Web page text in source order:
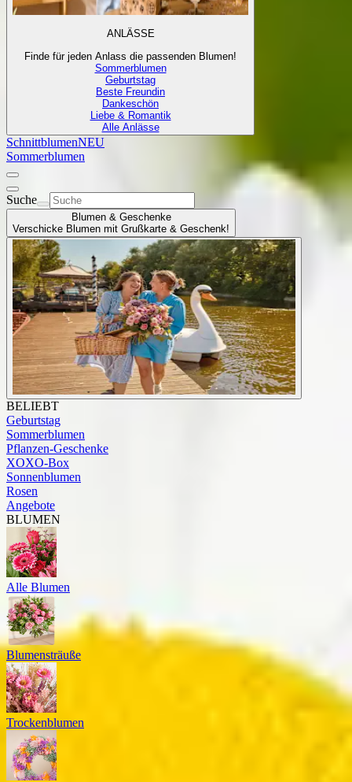
ANLÄSSE
Finde für jeden Anlass die passenden Blumen!
Sommerblumen
Geburtstag
Beste Freundin
Dankeschön
Liebe & Romantik
Alle Anlässe
SchnittblumenNEU
Sommerblumen
Suche
Blumen & Geschenke
Verschicke Blumen mit Grußkarte & Geschenk!
BELIEBT
Geburtstag
Sommerblumen
Pflanzen-Geschenke
XOXO-Box
Sonnenblumen
Rosen
Angebote
BLUMEN
Alle Blumen
Blumensträuße
Trockenblumen